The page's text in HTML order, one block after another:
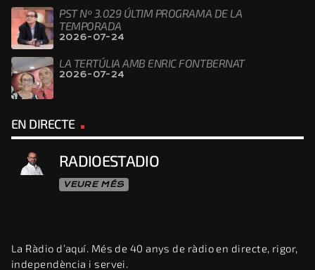
PST Nº 3.029 ÚLTIM PROGRAMA DE LA
TEMPORADA
2026-07-24
LA TERTÚLIA AMB ENRIC FONTBERNAT
2026-07-24
EN DIRECTE
RADIOESTADIO
VEURE MÉS
La Ràdio d’aquí. Més de 40 anys de ràdio en directe, rigor,
independència i servei.